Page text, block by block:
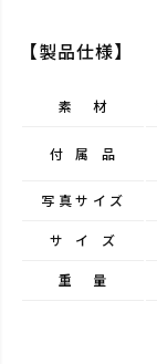
【製品仕様】
素材
付属品
写真サイズ
サイズ
重量